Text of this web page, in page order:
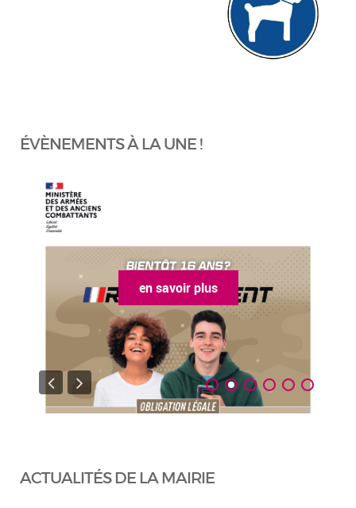
ÉVÈNEMENTS À LA UNE !
en savoir plus
ACTUALITÉS DE LA MAIRIE